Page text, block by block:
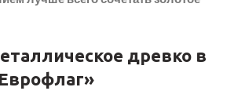
древко в